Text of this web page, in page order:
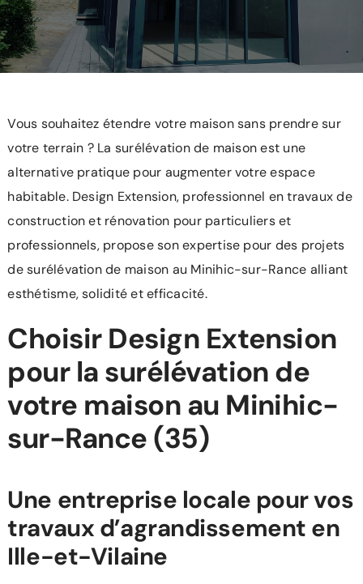
L’agence
Recrutement
Vous souhaitez étendre votre maison sans prendre sur
votre terrain ? La surélévation de maisonest une
alternative pratique pour augmenter votre espace
habitable. Design Extension, professionnel en travaux de
construction et rénovation pour particuliers et
professionnels, propose son expertise pour des projets
de surélévation de maison au Minihic-sur-Rance alliant
esthétisme, solidité et efficacité.
Choisir Design Extension
pour la surélévation de
votre maison au Minihic-
sur-Rance (35)
Une entreprise locale pour vos
travaux d’agrandissement en
Ille-et-Vilaine